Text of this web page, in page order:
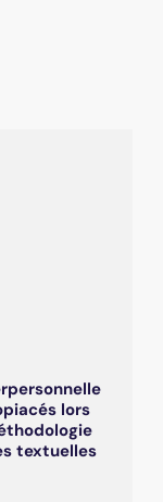
lors
textuelles